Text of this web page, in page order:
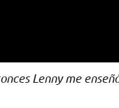
Lenny me